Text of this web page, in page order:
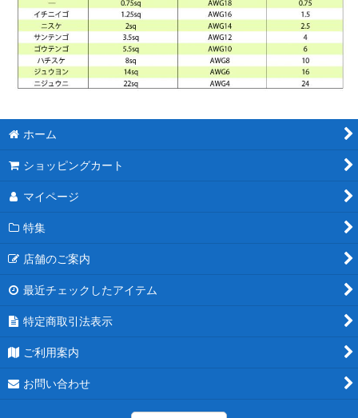
ホーム
ショッピングカート
マイページ
特集
店舗のご案内
最近チェックしたアイテム
特定商取引法表示
ご利用案内
お問い合わせ